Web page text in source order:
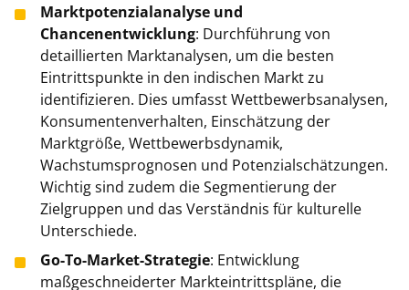
Marktpotenzialanalyse und
Chancenentwicklung: Durchführung von
detaillierten Marktanalysen, um die besten
Eintrittspunkte in den indischen Markt zu
identifizieren. Dies umfasst Wettbewerbsanalysen,
Konsumentenverhalten, Einschätzung der
Marktgröße, Wettbewerbsdynamik,
Wachstumsprognosen und Potenzialschätzungen.
Wichtig sind zudem die Segmentierung der
Zielgruppen und das Verständnis für kulturelle
Unterschiede.
Go-To-Market-Strategie: Entwicklung
maßgeschneiderter Markteintrittspläne, die